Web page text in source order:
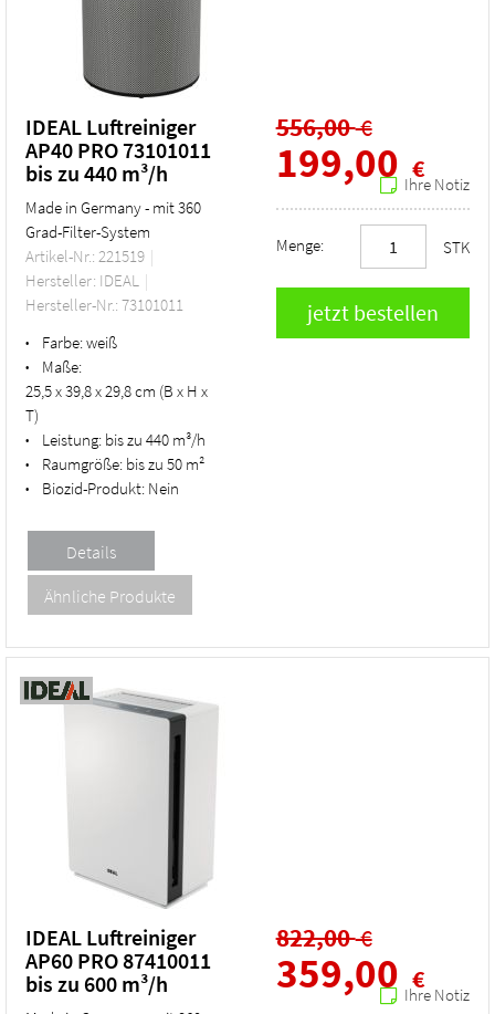
IDEAL Luftreiniger
AP40 PRO 73101011
bis zu 440 m³/h
Made in Germany - mit 360
Grad-Filter-System
Artikel-Nr.: 221519
Hersteller: IDEAL
Hersteller-Nr.: 73101011
• Farbe:weiß
•
Maße:
25,5 x 39,8 x 29,8 cm (B x H x
T)
• Leistung: bis zu 440 m³/h
• Raumgröße: bis zu 50 m²
• Biozid-Produkt: Nein
556,00€
199,00 €
Ihre Notiz
Menge: STK
IDEAL Luftreiniger
AP60 PRO 87410011
bis zu 600 m³/h
822,00€
359,00 €
Ihre Notiz